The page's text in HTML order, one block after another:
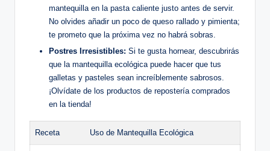
mantequilla en la pasta caliente justo antes de servir.
No olvides añadir un poco de queso rallado y pimienta;
te prometo que la próxima vez no habrá sobras.
Postres Irresistibles: Si te gusta hornear, descubrirás
que la mantequilla ecológica puede hacer que tus
galletas y pasteles sean increíblemente sabrosos.
¡Olvídate de los productos de repostería comprados
en la tienda!
Receta Uso de Mantequilla Ecológica